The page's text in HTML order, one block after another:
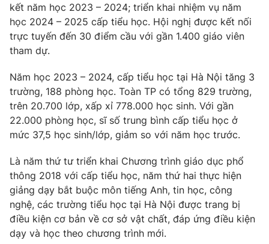
Thế giới đó đây
Câu chuyện quốc tế
Tài chính
Thị trường
Dữ liệu và đời sống
Phim VTV
Hậu trường
Nhân vật
Khán giả
Giải sao mai
Giải trí
Điện ảnh
Sao
Đời sống
Du lịch
Làm đẹp
Chất lượng cuộc sống
Giáo dục
Tuyển sinh
Học trực tuyến
Công nghệ
Hitech Công nghệ tương lai
Giao lưu trực tuyến
kết năm học 2023 – 2024; triển khai nhiệm vụ năm
học 2024 – 2025 cấp tiểu học. Hội nghị được kết nối
trực tuyến đến 30 điểm cầu với gần 1.400 giáo viên
tham dự.
Năm học 2023 – 2024, cấp tiểu học tại Hà Nội tăng 3
trường, 188 phòng học. Toàn TP có tổng 829 trường,
trên 20.700 lớp, xấp xỉ 778.000 học sinh. Với gần
22.000 phòng học, sĩ số trung bình cấp tiểu học ở
mức 37,5 học sinh/lớp, giảm so với năm học trước.
Là năm thứ tư triển khai Chương trình giáo dục phổ
thông 2018 với cấp tiểu học, năm thứ hai thực hiện
giảng dạy bắt buộc môn tiếng Anh, tin học, công
nghệ, các trường tiểu học tại Hà Nội được trang bị
điều kiện cơ bản về cơ sở vật chất, đáp ứng điều kiện
dạy và học theo chương trình mới.